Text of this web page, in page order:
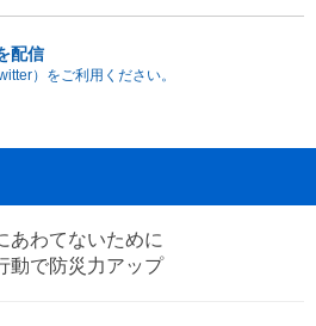
配信
）をご利用ください。
あわてないために
動で防災力アップ